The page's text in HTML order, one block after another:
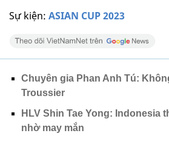
Sự kiện: ASIAN CUP 2023
Chuyên gia Phan Anh Tú:
Troussier
HLV Shin Tae Yong: Indonesia
nhờ may mắn